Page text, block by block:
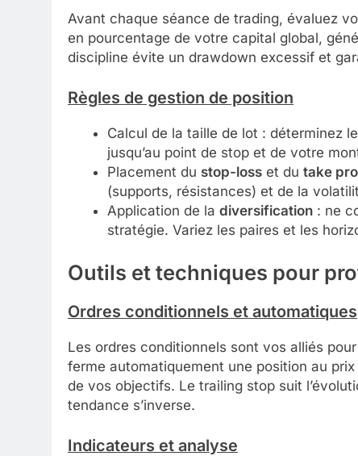
Avant chaque séance de trading, évaluez
en pourcentage de votre capital global,
discipline évite un drawdown excessif et
Règles de gestion de position
Calcul de la taille de lot : déterminez
jusqu’au point de stop et de votre
Placement du stop-losset du take
(supports, résistances) et de la
Application de la diversification: ne
stratégie. Variez les paires et les
Outils et techniques pour
Ordres conditionnels et automatiques
Les ordres conditionnels sont vos alliés
ferme automatiquement une position au
de vos objectifs. Le trailing stop suit
tendance s’inverse.
Indicateurs et analyse